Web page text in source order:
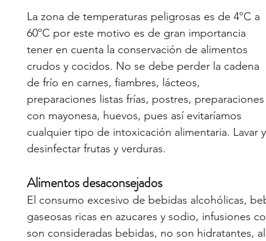
La zona de temperaturas peligrosas es de 4ºC a
60ºC por este motivo es de gran importancia
tener en cuenta la conservación de alimentos
crudos y cocidos. No se debe perder la cadena
de frío en carnes, fiambres, lácteos,
preparaciones listas frías, postres, preparaciones
con mayonesa, huevos, pues así evitaríamos
cualquier tipo de intoxicación alimentaria. Lavar y
desinfectar frutas y verduras.
Alimentos desaconsejados
El consumo excesivo de bebidas alcohólicas,
gaseosas ricas en azucares y sodio, infusiones
son consideradas bebidas, no son hidratantes,